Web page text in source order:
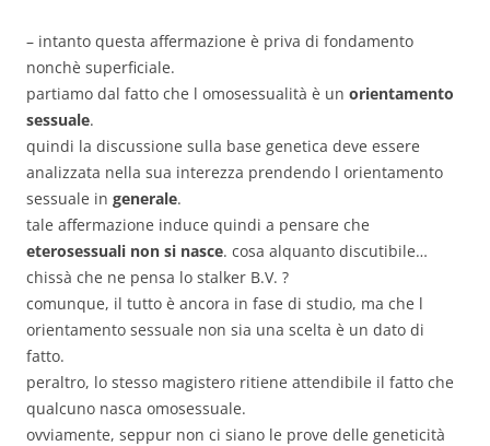
– intanto questa affermazione è priva di fondamento
nonchè superficiale.
partiamo dal fatto che l omosessualità è un orientamento
sessuale.
quindi la discussione sulla base genetica deve essere
analizzata nella sua interezza prendendo l orientamento
sessuale in generale.
tale affermazione induce quindi a pensare che
eterosessuali non si nasce. cosa alquanto discutibile…
chissà che ne pensa lo stalker B.V. ?
comunque, il tutto è ancora in fase di studio, ma che l
orientamento sessuale non sia una scelta è un dato di
fatto.
peraltro, lo stesso magistero ritiene attendibile il fatto che
qualcuno nasca omosessuale.
ovviamente, seppur non ci siano le prove delle geneticità